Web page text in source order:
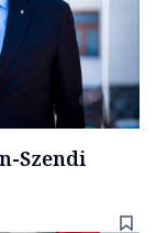
Szendi